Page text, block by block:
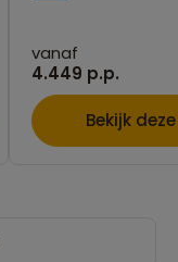
vanaf
4.449 p.p.
Bekijk